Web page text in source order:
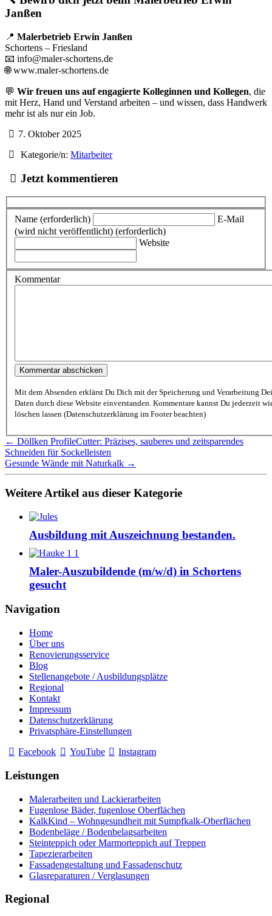
Janßen
📍 Malerbetrieb Erwin Janßen
Schortens – Friesland
📧 info@maler-schortens.de
🌐 www.maler-schortens.de
💬 Wir freuen uns auf engagierte Kolleginnen und Kollegen, die
mit Herz, Hand und Verstand arbeiten – und wissen, dass Handwerk
mehr ist als nur ein Job.
7. Oktober 2025
Kategorie/n:Mitarbeiter
Jetzt kommentieren
Name (erforderlich)
E-Mail
(wird nicht veröffentlicht) (erforderlich)
Website
Kommentar
Mit dem Absenden erklärst Du Dich mit der Speicherung und Verarbeitung
Daten durch diese Website einverstanden. Kommentare kannst Du jederzeit wieder
löschen lassen (Datenschutzerklärung im Footer beachten)
← Döllken ProfileCutter: Präzises, sauberes und zeitsparendes
Schneiden für Sockelleisten
Gesunde Wände mit Naturkalk →
Weitere Artikel aus dieser Kategorie
Ausbildung mit Auszeichnung bestanden.
Maler-Auszubildende (m/w/d) in Schortens
gesucht
Navigation
Home
Über uns
Renovierungsservice
Blog
Stellenangebote / Ausbildungsplätze
Regional
Kontakt
Impressum
Datenschutzerklärung
Privatsphäre-Einstellungen
Facebook
YouTube Instagram
Leistungen
Malerarbeiten und Lackierarbeiten
Fugenlose Bäder, fugenlose Oberflächen
KalkKind – Wohngesundheit mit Sumpfkalk-Oberflächen
Bodenbeläge / Bodenbelagsarbeiten
Steinteppich oder Marmorteppich auf Treppen
Tapezierarbeiten
Fassadengestaltung und Fassadenschutz
Glasreparaturen / Verglasungen
Regional